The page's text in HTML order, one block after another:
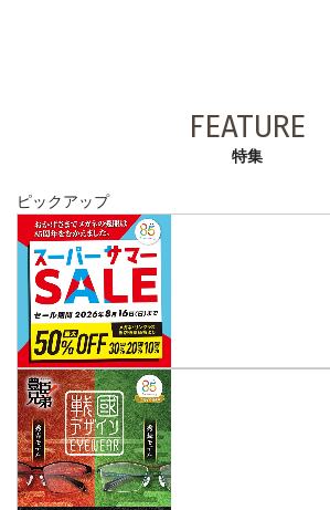
FEATURE
特集
ピックアップ